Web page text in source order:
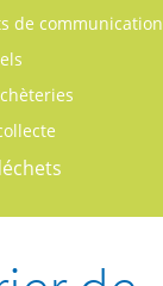
de communication